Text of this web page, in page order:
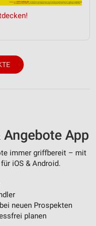
App
immer griffbereit – mit
iOS & Android.
neuen Prospekten
planen